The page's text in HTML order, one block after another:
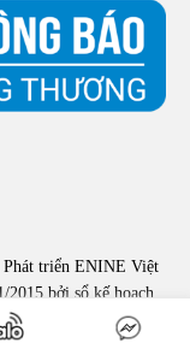
triển ENINE Việt
2015 bởi sổ kế hoạch